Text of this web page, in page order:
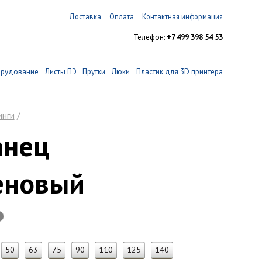
Контактная информация
Оплата
Доставка
Телефон: +7 499 398 54 53
Листы ПЭ Прутки Люки Пластик для 3D принтера
/
50 63 75 90 110 125 140